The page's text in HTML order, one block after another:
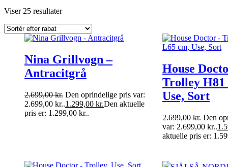
Viser 25 resultater
Nina Grillvogn –
Antracitgrå
2.699,00kr. Den oprindelige pris var:
2.699,00 kr..1.299,00 kr.Den aktuelle
pris er: 1.299,00 kr..
House
Trolley H81
Use, Sort
2.699,00kr. Den
var: 2.699,00 kr..
aktuelle pris er: